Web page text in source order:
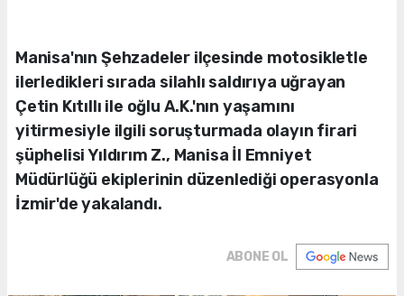
Manisa'nın Şehzadeler ilçesinde motosikletle
ilerledikleri sırada silahlı saldırıya uğrayan
Çetin Kıtıllı ile oğlu A.K.'nın yaşamını
yitirmesiyle ilgili soruşturmada olayın firari
şüphelisi Yıldırım Z., Manisa İl Emniyet
Müdürlüğü ekiplerinin düzenlediği operasyonla
İzmir'de yakalandı.
ABONE OL